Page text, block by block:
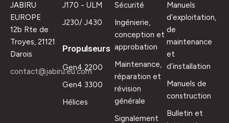
JABIRU
EUROPE
12b Rte de
Troyes, 21121
Darois
contact@jabiru.eu.com
J170 - ULM
J230/ J430
Propulseurs
Gen4 2200
Gen4 3300
Hélices
Sécurité
Ingénierie,
conception et
approbation
Maintenance,
réparation et
révision
générale
Signalement
Manuels
d’exploitation,
de
maintenance
et
d’installation
Manuels de
construction
Bulletin et